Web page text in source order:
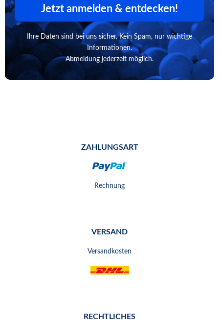
Jetzt anmelden & entdecken!
Ihre Daten sind bei uns sicher. Kein Spam, nur wichtige
Informationen.
Abmeldung jederzeit möglich.
ZAHLUNGSART
Rechnung
VERSAND
Versandkosten
RECHTLICHES